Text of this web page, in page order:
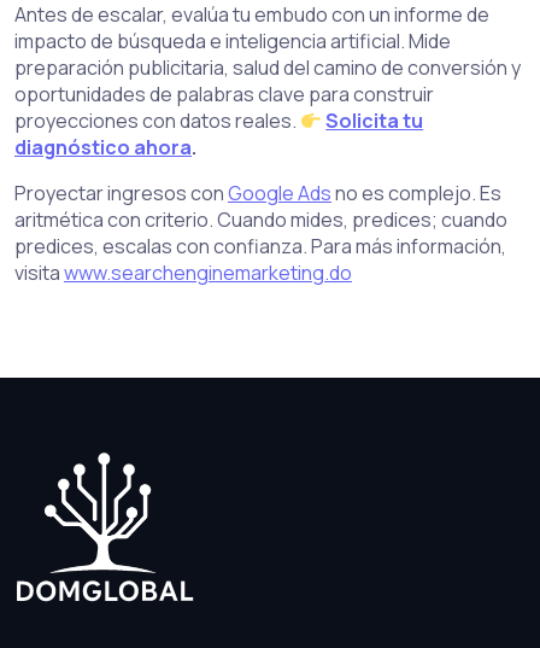
Antes de escalar, evalúa tu embudo con un informe de
impacto de búsqueda e inteligencia artificial. Mide
preparación publicitaria, salud del camino de conversión y
oportunidades de palabras clave para construir
proyecciones con datos reales.
Solicita tu
diagnóstico ahora.
Proyectar ingresos conGoogle Adsno es complejo. Es
aritmética con criterio. Cuando mides, predices; cuando
predices, escalas con confianza. Para más información,
visitawww.searchenginemarketing.do